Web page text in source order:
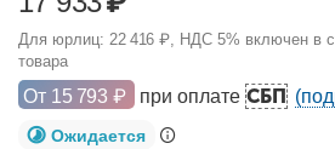
Для юрлиц: 22 416 ₽, НДС 5% включен в
товара
От 15 793 ₽ при оплатеСБП
Ожидается